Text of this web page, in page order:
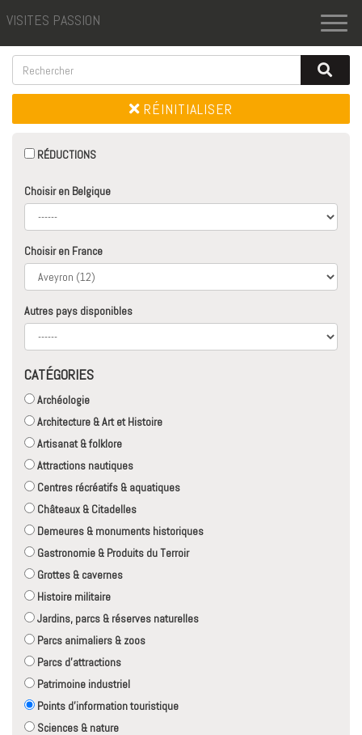
VISITES PASSION
RÉINITIALISER
RÉDUCTIONS
Choisir en Belgique
Choisir en France
Autres pays disponibles
CATÉGORIES
Archéologie
Architecture & Art et Histoire
Artisanat & folklore
Attractions nautiques
Centres récréatifs & aquatiques
Châteaux & Citadelles
Demeures & monuments historiques
Gastronomie & Produits du Terroir
Grottes & cavernes
Histoire militaire
Jardins, parcs & réserves naturelles
Parcs animaliers & zoos
Parcs d'attractions
Patrimoine industriel
Points d'information touristique
Sciences & nature